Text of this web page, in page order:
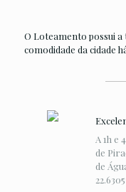
O Loteamento possui a
comodidade da cidade
A 1h e
de
de